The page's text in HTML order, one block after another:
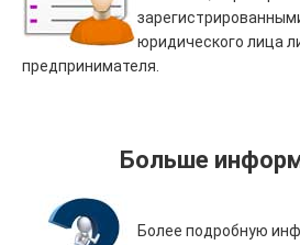
юридического лица
предпринимателя.
Больше
Более подробную